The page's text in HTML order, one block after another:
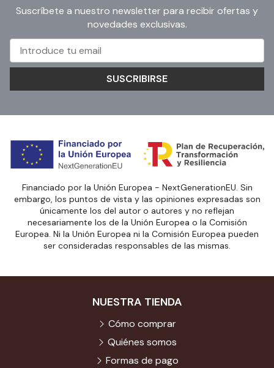
Suscríbete a nuestro newsletter para recibir ofertas y
novedades exclusivas.
SUSCRIBIRSE
Financiado por la Unión Europea - NextGenerationEU. Sin
embargo, los puntos de vista y las opiniones expresadas son
únicamente los del autor o autores y no reflejan
necesariamente los de la Unión Europea o la Comisión
Europea. Ni la Unión Europea ni la Comisión Europea pueden
ser consideradas responsables de las mismas.
NUESTRA TIENDA
Cómo comprar
Quiénes somos
Formas de pago